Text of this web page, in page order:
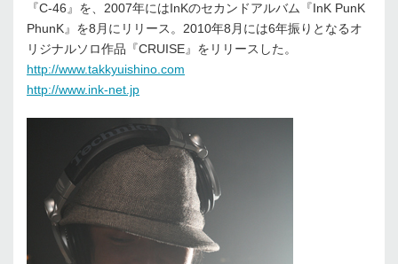
『C-46』を、2007年にはInKのセカンドアルバム『InK PunK
PhunK』を8月にリリース。2010年8月には6年振りとなるオ
リジナルソロ作品『CRUISE』をリリースした。
http://www.takkyuishino.com
http://www.ink-net.jp